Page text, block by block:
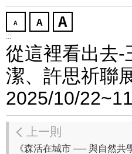
塊
:::
從這裡看出去-
潔、許思祈聯
2025/10/
上一則
《森活在城市 ── 與自然共